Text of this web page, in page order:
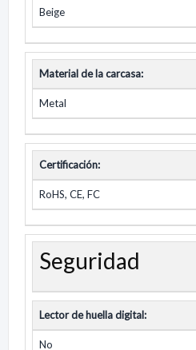
Beige
Material de la carcasa:
Metal
Certificación:
RoHS, CE, FC
Seguridad
Lector de huella digital:
No